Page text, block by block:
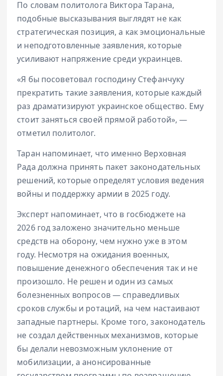
По словам политолога Виктора Тарана,
подобные высказывания выглядят не как
стратегическая позиция, а как эмоциональные
и неподготовленные заявления, которые
усиливают напряжение среди украинцев.
«Я бы посоветовал господину Стефанчуку
прекратить такие заявления, которые каждый
раз драматизируют украинское общество. Ему
стоит заняться своей прямой работой», —
отметил политолог.
Таран напоминает, что именно Верховная
Рада должна принять пакет законодательных
решений, которые определят условия ведения
войны и поддержку армии в 2025 году.
Эксперт напоминает, что в госбюджете на
2026 год заложено значительно меньше
средств на оборону, чем нужно уже в этом
году. Несмотря на ожидания военных,
повышение денежного обеспечения так и не
произошло. Не решен и один из самых
болезненных вопросов — справедливых
сроков службы и ротаций, на чем настаивают
западные партнеры. Кроме того, законодатель
не создал действенных механизмов, которые
бы делали невозможным уклонение от
мобилизации, а анонсированные